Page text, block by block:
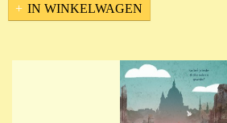
IN WINKELWAGEN